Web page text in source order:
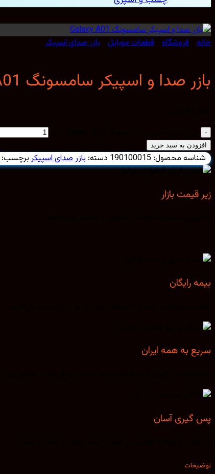
خانه فروشگاه قطعات موبایل بازر صدای اسپیکر
بازر صدا و اسپیکر سامسونگ Galaxy A01
افزودن به سبد خرید
شناسه محصول: 190100015 دسته: بازر صدای اسپیکر برچسب:
زیر قیمت بازار
بیمه رایگان
سریع به همه ایران
پس گیری آسان
توضیحات